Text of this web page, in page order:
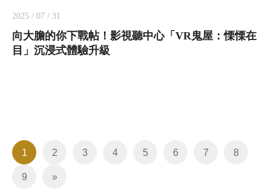
2025 / 07 / 31
向大膽的你下戰帖！影視聽中心「VR鬼屋：慄慄在
目」沉浸式體驗升級
1 2 3 4 5 6 7 8
9 »